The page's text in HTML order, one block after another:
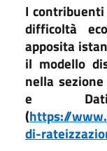
I
difficoltà
apposita
il modello
nella
e
(https://
di-